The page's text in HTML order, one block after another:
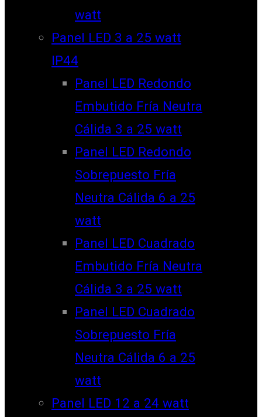
watt
Panel LED 3 a 25 watt
IP44
Panel LED Redondo
Embutido Fría Neutra
Cálida 3 a 25 watt
Panel LED Redondo
Sobrepuesto Fría
Neutra Cálida 6 a 25
watt
Panel LED Cuadrado
Embutido Fría Neutra
Cálida 3 a 25 watt
Panel LED Cuadrado
Sobrepuesto Fría
Neutra Cálida 6 a 25
watt
Panel LED 12 a 24 watt